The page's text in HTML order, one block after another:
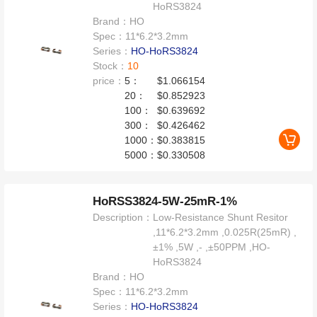
HoRS3824
Brand： HO
Spec： 11*6.2*3.2mm
Series： HO-HoRS3824
Stock： 10
price：5：
$1.066154
20：
$0.852923
100：
$0.639692
300：
$0.426462
1000：$0.383815
5000：$0.330508
HoRSS3824-5W-25mR-1%
Description： Low-Resistance Shunt Resitor
,11*6.2*3.2mm ,0.025R(25mR) ,
±1% ,5W ,- ,±50PPM ,HO-
HoRS3824
Brand： HO
Spec： 11*6.2*3.2mm
Series： HO-HoRS3824